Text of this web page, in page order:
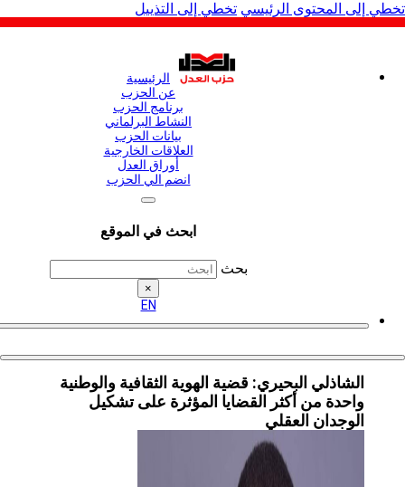
المحتوى الرئيسي تخطي إلى التذييل
الرئيسية
عن الحزب
برنامج الحزب
النشاط البرلماني
بيانات الحزب
العلاقات الخارجية
أوراق العدل
انضم الي الحزب
ابحث في الموقع
الشاذلي البحيري: قضية الهوية الثقافية والوطنية
واحدة من أكثر القضايا المؤثرة على تشكيل
الوجدان العقلي